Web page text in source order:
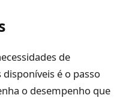
de
é o passo
o desempenho que